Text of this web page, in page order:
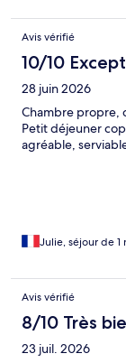
Avis vérifié
10/10
28 juin 2026
Chambre propre,
Petit déjeuner
agréable,
Julie, séjour de 1
Avis vérifié
8/10 Très
23 juil. 2026